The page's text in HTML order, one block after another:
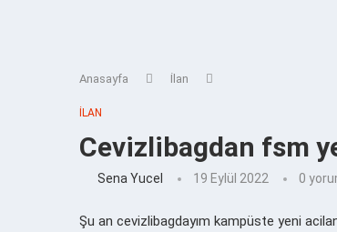
Anasayfa İlan
İLAN
Cevizlibagdan fsm
Sena Yucel 19 Eylül 2022 0
Şu an cevizlibagdayım kampüste yeni